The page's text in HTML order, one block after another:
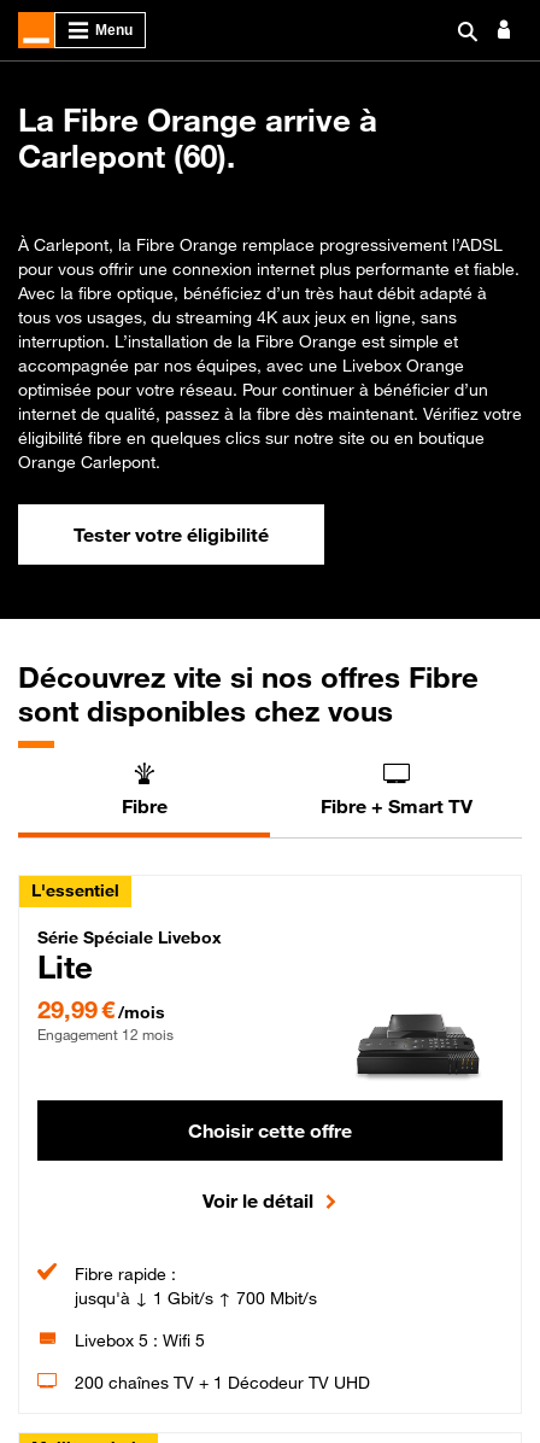
La Fibre Orange arrive à
Carlepont (60).
À Carlepont, la Fibre Orange remplace progressivement l’ADSL
pour vous offrir une connexion internet plus performante et fiable.
Avec la fibre optique, bénéficiez d’un très haut débit adapté à
tous vos usages, du streaming 4K aux jeux en ligne, sans
interruption. L’installation de la Fibre Orange est simple et
accompagnée par nos équipes, avec une Livebox Orange
optimisée pour votre réseau. Pour continuer à bénéficier d’un
internet de qualité, passez à la fibre dès maintenant. Vérifiez votre
éligibilité fibre en quelques clics sur notre site ou en boutique
Orange Carlepont.
Tester votre éligibilité
Découvrez vite si nos offres Fibre
sont disponibles chez vous
Fibre Fibre + Smart TV
L'essentiel
Série Spéciale Livebox Lite Fibre
Série Spéciale Livebox
Lite
29,99 €/mois
Engagement 12 mois
Choisir cette offre
Voir le détail
Fibre rapide :
jusqu'à ↓ 1 Gbit/s ↑ 700 Mbit/s
Livebox 5 : Wifi 5
200 chaînes TV + 1 Décodeur TV UHD